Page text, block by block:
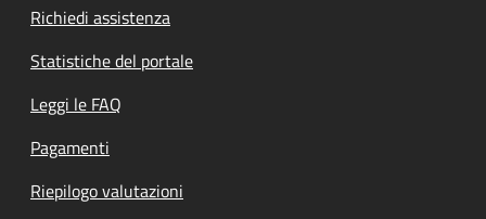
Richiedi assistenza
Statistiche del portale
Leggi le FAQ
Pagamenti
Riepilogo valutazioni